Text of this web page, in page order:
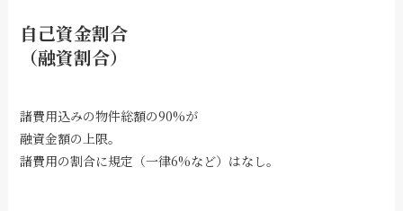
自己資金割合
（融資割合）
諸費用込みの物件総額の90%が
融資金額の上限。
諸費用の割合に規定（一律6%など）はなし。